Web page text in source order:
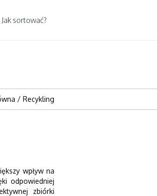
Jak sortować?
/ Recykling
wpływ na
odpowiedniej
zbiórki